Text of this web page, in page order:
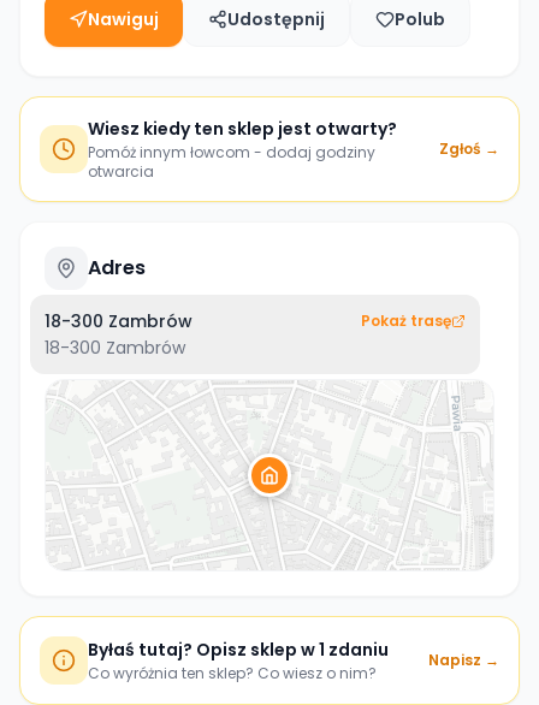
Nawiguj Udostępnij Polub
Wiesz kiedy ten sklep jest otwarty?
Pomóż innym łowcom - dodaj godziny
otwarcia
Zgłoś →
Adres
18-300 Zambrów
18-300 Zambrów
Pokaż trasę
Byłaś tutaj? Opisz sklep w 1 zdaniu
Co wyróżnia ten sklep? Co wiesz o nim?
Napisz →